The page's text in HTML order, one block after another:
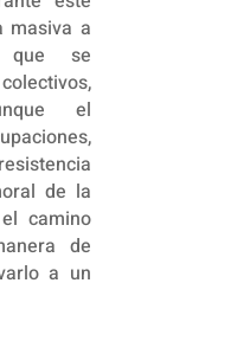
masiva a
que se
el
de la
camino
de
a un